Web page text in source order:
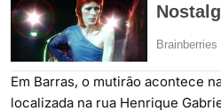
Em Barras, o mutirão acontece
localizada na rua Henrique